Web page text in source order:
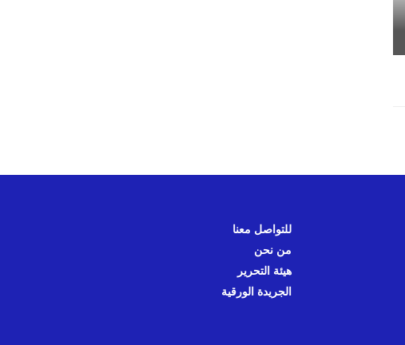
للتواصل معنا
من نحن
هيئة التحرير
الجريدة الورقية